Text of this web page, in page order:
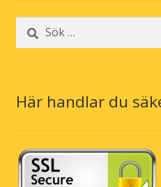
Sök
efter:
Här handlar du